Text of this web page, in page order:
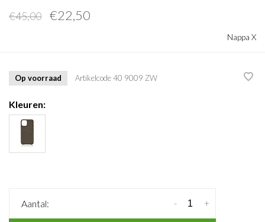
€45,00 €22,50
Nappa X
Op voorraad Artikelcode40 9009 ZW
Kleuren:
Aantal: +
-